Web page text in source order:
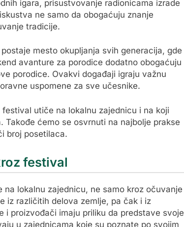
igara, prisustvovanje radionicama izrade
ne samo da obogaćuju znanje
tradicije.
mesto okupljanja svih generacija, gde
avanture za porodice dodatno obogaćuju
porodice. Ovakvi događaji igraju važnu
uspomene za sve učesnike.
utiče na lokalnu zajednicu i na koji
ćemo se osvrnuti na najbolje prakse
broj posetilaca.
festival
lokalnu zajednicu, ne samo kroz očuvanje
iz različitih delova zemlje, pa čak i iz
proizvođači imaju priliku da predstave svoje
u zajednicama koje su poznate po svojim